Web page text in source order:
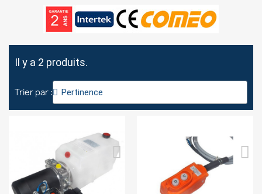
Il y a 2 produits.
Trier par :
Sign in
You need to be logged in to save products in your
wish list.
Cancel Sign in